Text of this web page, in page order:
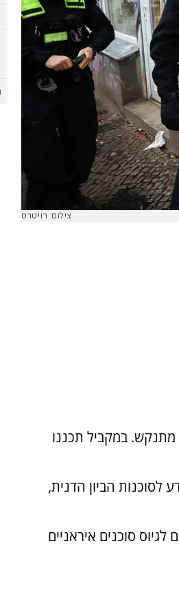
צילום: רויטרס
מתנקש. במקביל תכננו
לסוכנות הביון הדנית,
סוכנים איראניים